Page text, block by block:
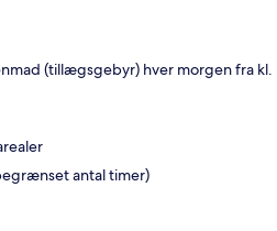
(tillægsgebyr) hver morgen fra kl.
antal timer)